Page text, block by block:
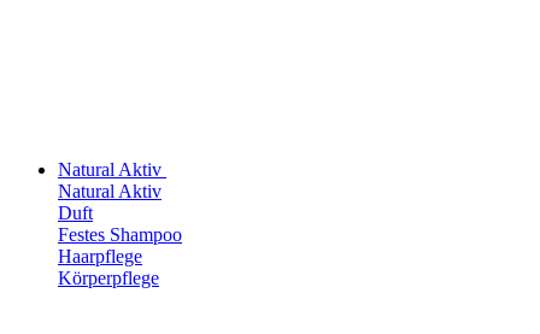
Natural Aktiv
Natural Aktiv
Duft
Festes Shampoo
Haarpflege
Körperpflege